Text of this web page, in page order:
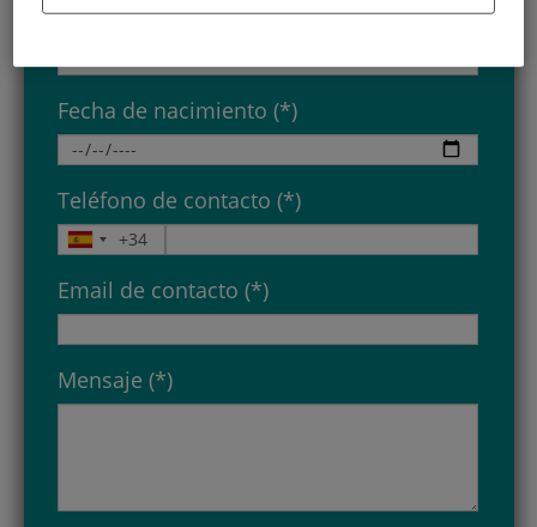
Nombre y apellidos (*)
Fecha de nacimiento (*)
Teléfono de contacto (*)
Email de contacto (*)
Mensaje (*)